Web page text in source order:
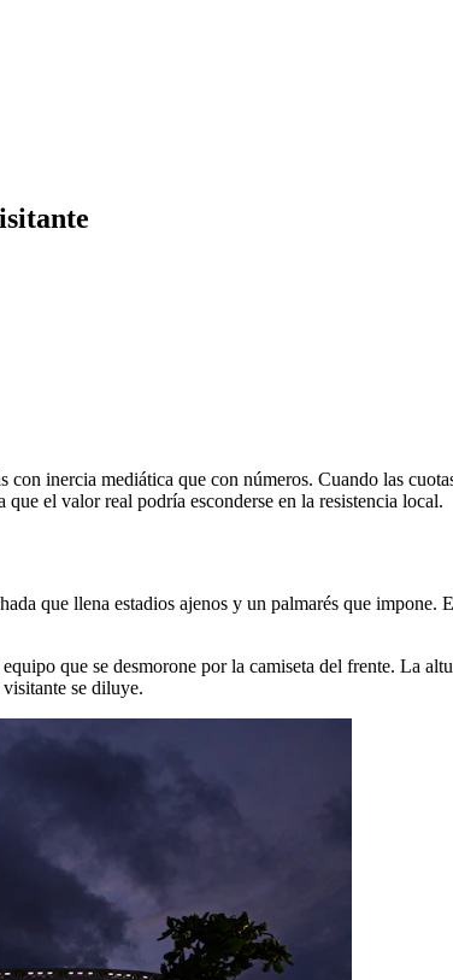
inercia mediática que con números. Cuando las
el valor real podría esconderse en la resistencia local.
que llena estadios ajenos y un palmarés que impone.
que se desmorone por la camiseta del frente. La
se diluye.